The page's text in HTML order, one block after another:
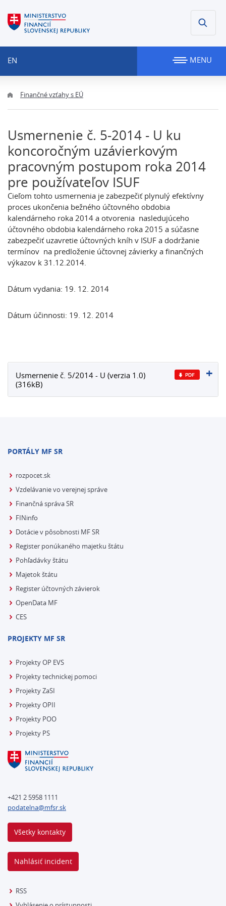
EN MENU
Finančné vzťahy s EÚ
Usmernenie č. 5-2014 - U ku
koncoročným uzávierkovým
pracovným postupom roka 2014
pre používateľov ISUF
Cieľom tohto usmernenia je zabezpečiť plynulý efektívny
proces ukončenia bežného účtovného obdobia
kalendárneho roka 2014 a otvorenia nasledujúceho
účtovného obdobia kalendárneho roka 2015 a súčasne
zabezpečiť uzavretie účtovných kníh v ISUF a dodržanie
termínov na predloženie účtovnej závierky a finančných
výkazov k 31.12.2014.
Dátum vydania: 19. 12. 2014
Dátum účinnosti: 19. 12. 2014
Usmernenie č. 5/2014 - U (verzia 1.0)
(316kB)
PORTÁLY MF SR
rozpocet.sk
Vzdelávanie vo verejnej správe
Finančná správa SR
FINinfo
Dotácie v pôsobnosti MF SR
Register ponúkaného majetku štátu
Pohľadávky štátu
Majetok štátu
Register účtovných závierok
OpenData MF
CES
PROJEKTY MF SR
Projekty OP EVS
Projekty technickej pomoci
Projekty ZaSI
Projekty OPII
Projekty POO
Projekty PS
+421 2 5958 1111
podatelna@mfsr.sk
Všetky kontakty
Nahlásiť incident
RSS